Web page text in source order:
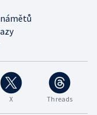
X Threads